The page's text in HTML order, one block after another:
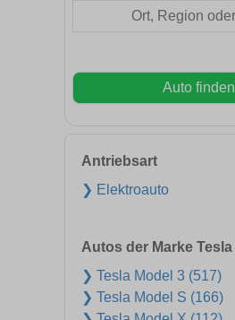
Auto finden
Antriebsart
❯ Elektroauto
Autos der Marke Tesla
❯ Tesla Model 3 (517)
❯ Tesla Model S (166)